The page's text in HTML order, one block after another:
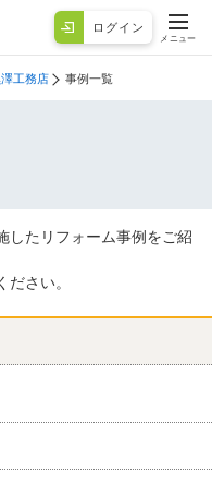
ログイン
メニュー
工務店 事例一覧
したリフォーム事例をご紹
さい。